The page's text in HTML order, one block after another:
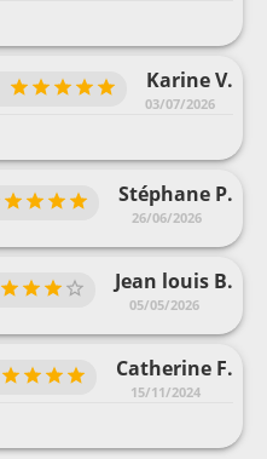
Karine V.
03/07/2026
Stéphane P.
26/06/2026
Jean louis B.
05/05/2026
Catherine F.
15/11/2024